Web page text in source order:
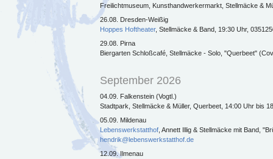
Freilichtmuseum, Kunsthandwerkermarkt, Stellmäcke &
26.08. Dresden-Weißig
Hoppes Hoftheater, Stellmäcke & Band, 19:30 Uhr,
29.08. Pirna
Biergarten Schloßcafé, Stellmäcke - Solo, "Querbeet"
September 2026
04.09. Falkenstein (Vogtl.)
Stadtpark, Stellmäcke & Müller, Querbeet, 14:00 Uhr bis
05.09. Mildenau
Lebenswerkstatthof , Annett Illig & Stellmäcke mit Band,
hendrik@lebenswerkstatthof.de
12.09. Ilmenau